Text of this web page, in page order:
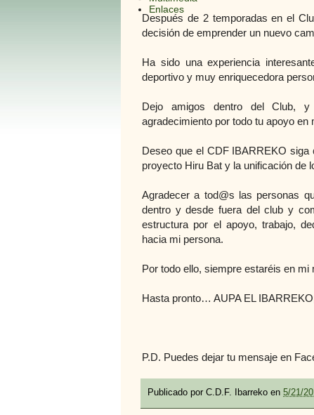
Enlaces
Después de 2 temporadas en el
decisión de emprender un nuevo
Ha sido una experiencia
deportivo y muy enriquecedora
Dejo amigos dentro del Club,
agradecimiento por todo tu apoyo
Deseo que el CDF IBARREKO
proyecto Hiru Bat y la unificación de
Agradecer a tod@s las personas
dentro y desde fuera del club y
estructura por el apoyo, trabajo,
hacia mi persona.
Por todo ello, siempre estaréis en
Hasta pronto… AUPA EL
P.D. Puedes dejar tu mensaje en
Publicado por C.D.F. Ibarreko en 5/21/